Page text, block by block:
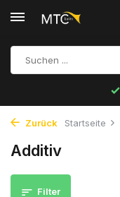
Zurück Startseite
Additiv
Filter